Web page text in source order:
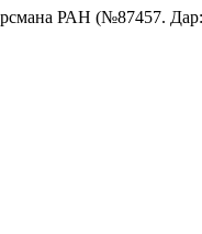
РАН (№87457.